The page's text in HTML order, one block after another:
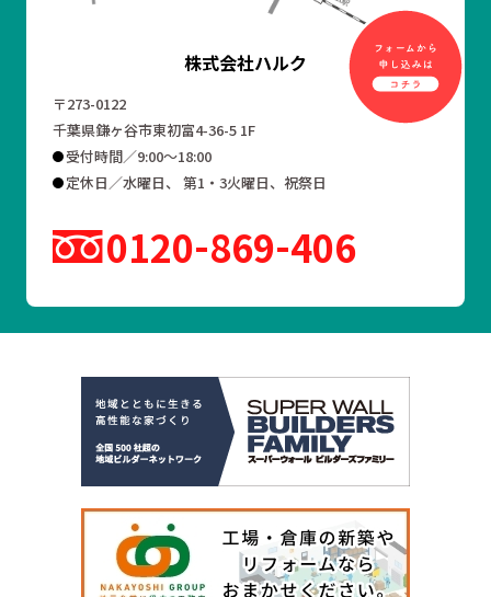
株式会社ハルク
〒273-0122
千葉県鎌ヶ谷市東初富4-36-5 1F
受付時間／9:00～18:00
定休日／水曜日、 第1・3火曜日、祝祭日
0120 869 406